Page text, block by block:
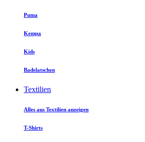
Puma
Kempa
Kids
Badelatschen
Textilien
Alles aus Textilien anzeigen
T-Shirts